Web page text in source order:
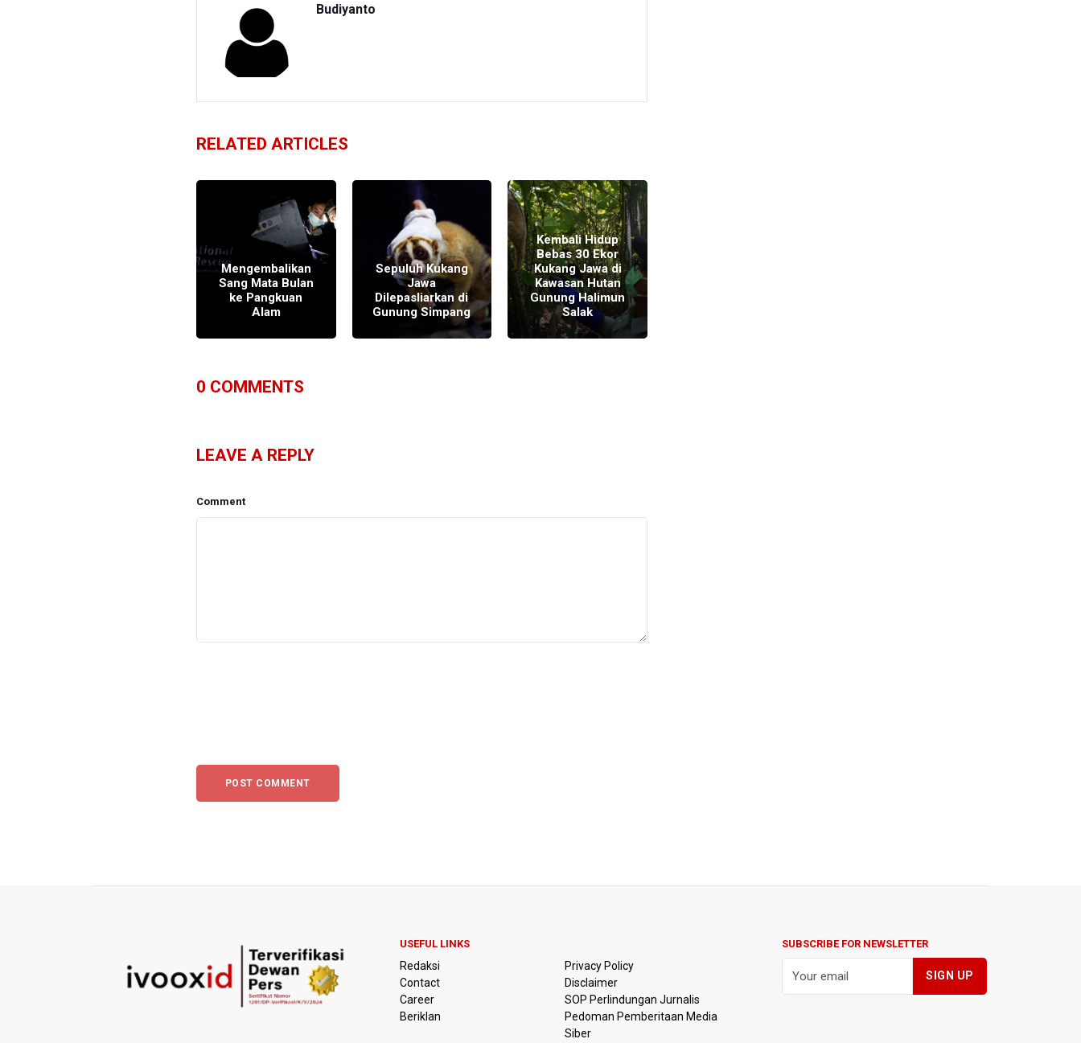
Budiyanto
RELATED ARTICLES
Mengembalikan
Sang Mata Bulan
ke Pangkuan
Alam
Sepuluh Kukang
Jawa
Dilepasliarkan di
Gunung Simpang
Kembali Hidup
Bebas 30 Ekor
Kukang Jawa di
Kawasan Hutan
Gunung Halimun
Salak
0 COMMENTS
LEAVE A REPLY
Comment
USEFUL LINKS
Redaksi
Contact
Career
Beriklan
Privacy Policy
Disclaimer
SOP Perlindungan Jurnalis
Pedoman Pemberitaan Media
Siber
SUBSCRIBE FOR NEWSLETTER